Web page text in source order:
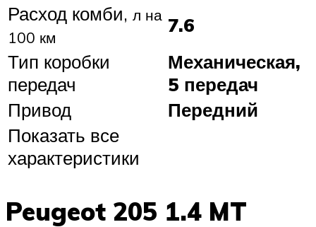
Расход комби, л на
100 км
7.6
Тип коробки
передач
Механическая,
5 передач
Привод
Передний
Показать все
характеристики
Peugeot 205 1.4 MT